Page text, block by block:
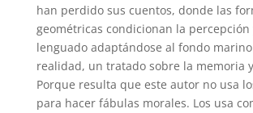
han perdido sus cuentos, donde las
geométricas condicionan la
lenguado adaptándose al fondo
realidad, un tratado sobre la memoria
Porque resulta que este autor no usa
para hacer fábulas morales. Los usa